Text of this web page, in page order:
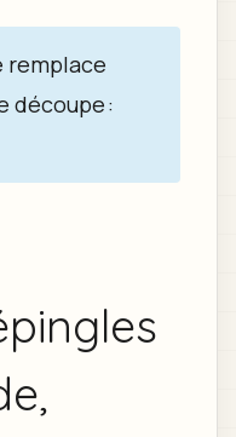
remplace
découpe :